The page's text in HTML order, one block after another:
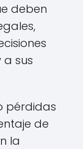
deben
sus
pérdidas
de
la